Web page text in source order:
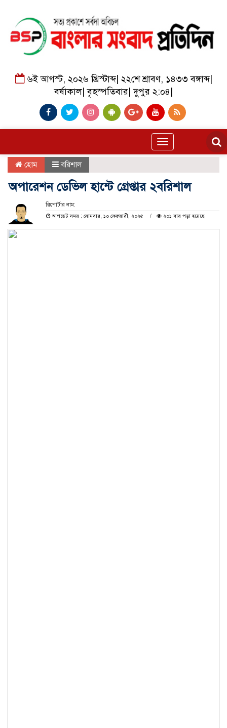
৬ই আগস্ট, ২০২৬ খ্রিস্টাব্দ| ২২শে শ্রাবণ, ১৪৩৩ বঙ্গাব্দ|
বর্ষাকাল|বৃহস্পতিবার |দুপুর ২:০৪
Toggle
navigation
হোম বরিশাল
অপারেশন ডেভিল হান্টে গ্রেপ্তার ২বরিশাল
রিপোর্টার নাম:
আপডেট সময় : সোমবার, ১০ ফেব্রুয়ারী, ২০২৫
২০১ বার পড়া হয়েছে